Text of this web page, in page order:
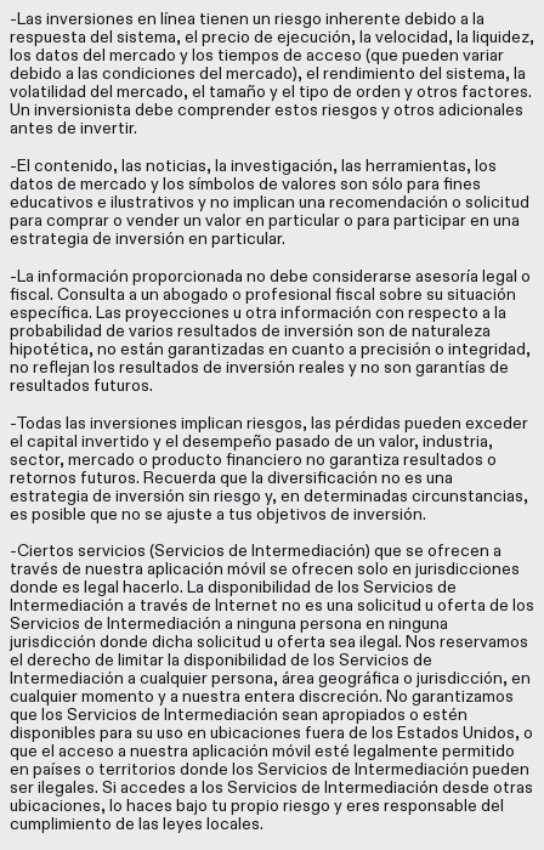
-Las inversiones en línea tienen un riesgo inherente debido a la
respuesta del sistema, el precio de ejecución, la velocidad, la liquidez,
los datos del mercado y los tiempos de acceso (que pueden variar
debido a las condiciones del mercado), el rendimiento del sistema, la
volatilidad del mercado, el tamaño y el tipo de orden y otros factores.
Un inversionista debe comprender estos riesgos y otros adicionales
antes de invertir.
-El contenido, las noticias, la investigación, las herramientas, los
datos de mercado y los símbolos de valores son sólo para fines
educativos e ilustrativos y no implican una recomendación o solicitud
para comprar o vender un valor en particular o para participar en una
estrategia de inversión en particular.
-La información proporcionada no debe considerarse asesoría legal o
fiscal. Consulta a un abogado o profesional fiscal sobre su situación
específica. Las proyecciones u otra información con respecto a la
probabilidad de varios resultados de inversión son de naturaleza
hipotética, no están garantizadas en cuanto a precisión o integridad,
no reflejan los resultados de inversión reales y no son garantías de
resultados futuros.
-Todas las inversiones implican riesgos, las pérdidas pueden exceder
el capital invertido y el desempeño pasado de un valor, industria,
sector, mercado o producto financiero no garantiza resultados o
retornos futuros. Recuerda que la diversificación no es una
estrategia de inversión sin riesgo y, en determinadas circunstancias,
es posible que no se ajuste a tus objetivos de inversión.
-Ciertos servicios (Servicios de Intermediación) que se ofrecen a
través de nuestra aplicación móvil se ofrecen solo en jurisdicciones
donde es legal hacerlo. La disponibilidad de los Servicios de
Intermediación a través de Internet no es una solicitud u oferta de los
Servicios de Intermediación a ninguna persona en ninguna
jurisdicción donde dicha solicitud u oferta sea ilegal. Nos reservamos
el derecho de limitar la disponibilidad de los Servicios de
Intermediación a cualquier persona, área geográfica o jurisdicción, en
cualquier momento y a nuestra entera discreción. No garantizamos
que los Servicios de Intermediación sean apropiados o estén
disponibles para su uso en ubicaciones fuera de los Estados Unidos, o
que el acceso a nuestra aplicación móvil esté legalmente permitido
en países o territorios donde los Servicios de Intermediación pueden
ser ilegales. Si accedes a los Servicios de Intermediación desde otras
ubicaciones, lo haces bajo tu propio riesgo y eres responsable del
cumplimiento de las leyes locales.